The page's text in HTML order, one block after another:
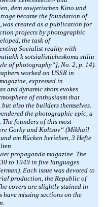
dem sowjetischen Kino und
became the foundation of
created as a publication for
projects by photographic
the task of
Socialist reality with
k sotsialisticheskomu stiliu
of photography“], No. 2, p. 14).
worked on USSR in
expressed in
and dynamic shots evokes
of enthusiasm that
also the builders themselves.
the photographic epic, a
founders of this most
Gorky and Koltsov“ (Mikhail
am Rücken berieben, 3 Hefte
propaganda magazine. The
to 1949 in five languages
Each issue was devoted to
production, the Republic of
covers are slightly stained in
have missing sections on the